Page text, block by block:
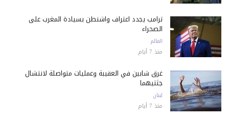
ترامب يجدد اعتراف واشنطن بسيادة المغرب على
الصحراء
العالم
منذ 7 أيام
غرق شابين في العقيبة وعمليات متواصلة لانتشال
جثتيهما
لبنان
منذ 7 أيام